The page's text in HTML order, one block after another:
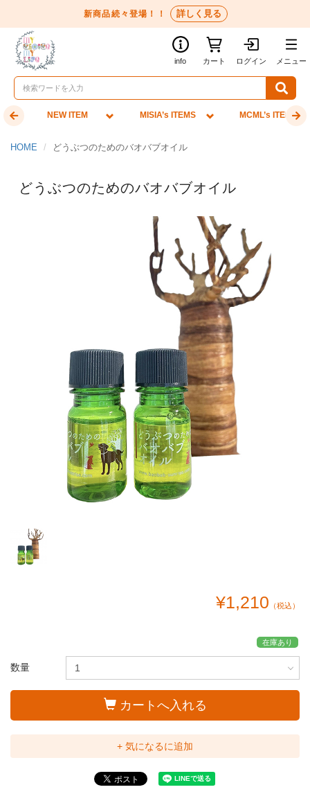
新商品続々登場！！ 詳しく見る
info カート ログイン メニュー
NEW ITEM MISIA’s ITEMS MCML’s ITEMS
HOME どうぶつのためのバオバブオイル
どうぶつのためのバオバブオイル
¥1,210 （税込）
在庫あり
数量
カートへ入れる
+ 気になるに追加